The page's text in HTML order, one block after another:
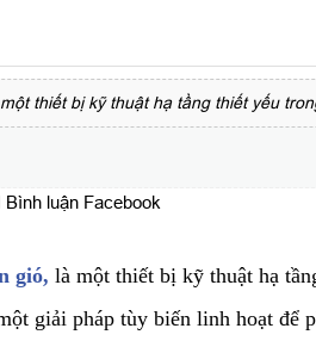
thiết bị kỹ thuật hạ tầng thiết yếu
Bình luận Facebook
gió, là một thiết bị kỹ thuật hạ
giải pháp tùy biến linh hoạt để